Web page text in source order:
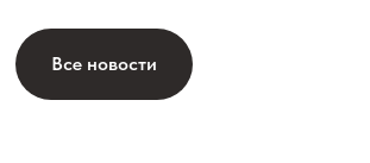
Все новости